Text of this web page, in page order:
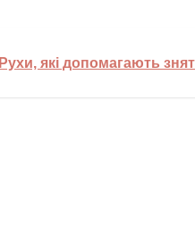
Рухи, які допомагають